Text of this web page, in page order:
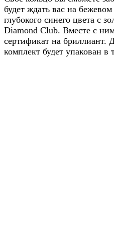
будет ждать вас на
глубокого синего цвета с
Diamond Club. Вместе с
сертификат на бриллиант.
комплект будет упакован